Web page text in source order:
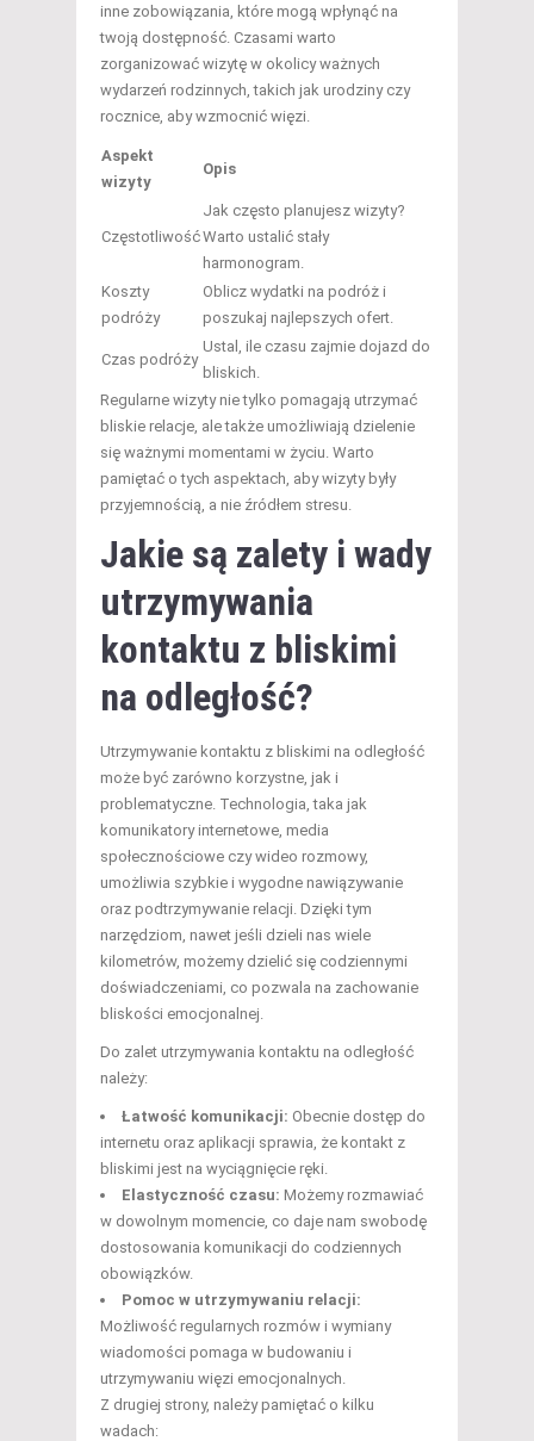
inne zobowiązania, które mogą wpłynąć na
twoją dostępność. Czasami warto
zorganizować wizytę w okolicy ważnych
wydarzeń rodzinnych, takich jak urodziny czy
rocznice, aby wzmocnić więzi.
Aspekt
wizyty
Opis
Częstotliwość
Jak często planujesz wizyty?
Warto ustalić stały
harmonogram.
Koszty
podróży
Oblicz wydatki na podróż i
poszukaj najlepszych ofert.
Czas podróży
Ustal, ile czasu zajmie dojazd do
bliskich.
Regularne wizyty nie tylko pomagają utrzymać
bliskie relacje, ale także umożliwiają dzielenie
się ważnymi momentami w życiu. Warto
pamiętać o tych aspektach, aby wizyty były
przyjemnością, a nie źródłem stresu.
Jakie są zalety i wady
utrzymywania
kontaktu z bliskimi
na odległość?
Utrzymywanie kontaktu z bliskimi na odległość
może być zarówno korzystne, jak i
problematyczne. Technologia, taka jak
komunikatory internetowe, media
społecznościowe czy wideo rozmowy,
umożliwia szybkie i wygodne nawiązywanie
oraz podtrzymywanie relacji. Dzięki tym
narzędziom, nawet jeśli dzieli nas wiele
kilometrów, możemy dzielić się codziennymi
doświadczeniami, co pozwala na zachowanie
bliskości emocjonalnej.
Do zalet utrzymywania kontaktu na odległość
należy:
Łatwość komunikacji: Obecnie dostęp do
internetu oraz aplikacji sprawia, że kontakt z
bliskimi jest na wyciągnięcie ręki.
Elastyczność czasu: Możemy rozmawiać
w dowolnym momencie, co daje nam swobodę
dostosowania komunikacji do codziennych
obowiązków.
Pomoc w utrzymywaniu relacji:
Możliwość regularnych rozmów i wymiany
wiadomości pomaga w budowaniu i
utrzymywaniu więzi emocjonalnych.
Z drugiej strony, należy pamiętać o kilku
wadach: